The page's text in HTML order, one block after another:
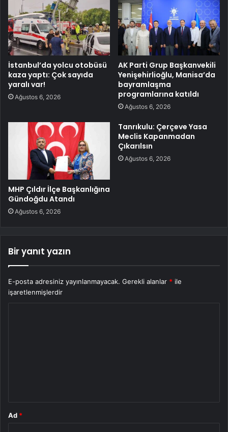
İstanbul’da yolcu otobüsü
kaza yaptı: Çok sayıda
yaralı var!
Ağustos 6, 2026
AK Parti Grup Başkanvekili
Yenişehirlioğlu, Manisa’da
bayramlaşma
programlarına katıldı
Ağustos 6, 2026
MHP Çıldır İlçe Başkanlığına
Gündoğdu Atandı
Ağustos 6, 2026
Tanrıkulu: Çerçeve Yasa
Meclis Kapanmadan
Çıkarılsın
Ağustos 6, 2026
Bir yanıt yazın
E-posta adresiniz yayınlanmayacak. Gerekli alanlar * ile
işaretlenmişlerdir
Ad *